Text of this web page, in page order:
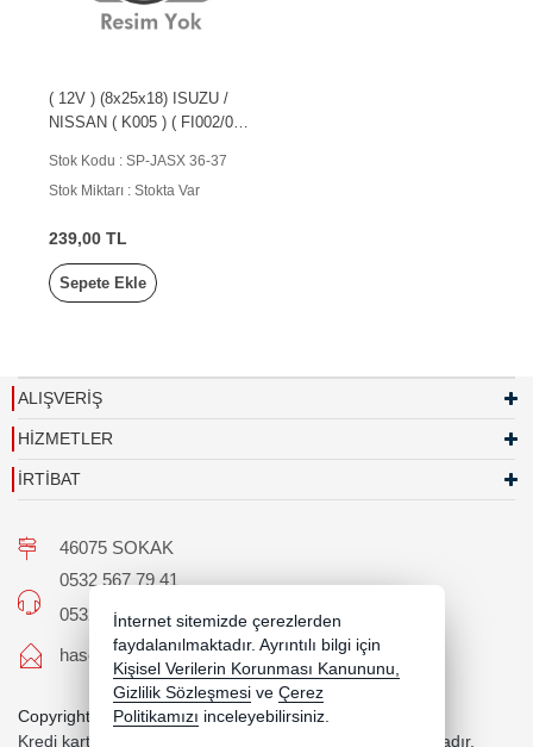
( 12V ) (8x25x18) ISUZU /
NISSAN ( K005 ) ( FI002/003
Stok Kodu : SP-JASX 36-37
Stok Miktarı : Stokta Var
239,00 TL
Sepete Ekle
ALIŞVERİŞ
HİZMETLER
İRTİBAT
46075 SOKAK
0532 567 79 41
0532 567 79 41
hascaroto@hotmail.com
Copyright 2026 hascaroto.com - Tüm hakları saklıdır.
Kredi kartı bilgileriniz 256bit SSL sertifikası ile korunmaktadır.
İnternet sitemizde çerezlerden
faydalanılmaktadır. Ayrıntılı bilgi için
Kişisel Verilerin Korunması Kanununu,
Gizlilik Sözleşmesi ve Çerez
Politikamızı inceleyebilirsiniz.